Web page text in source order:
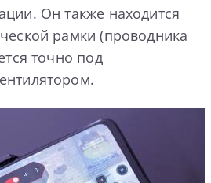
Он также находится
рамки (проводника
точно под